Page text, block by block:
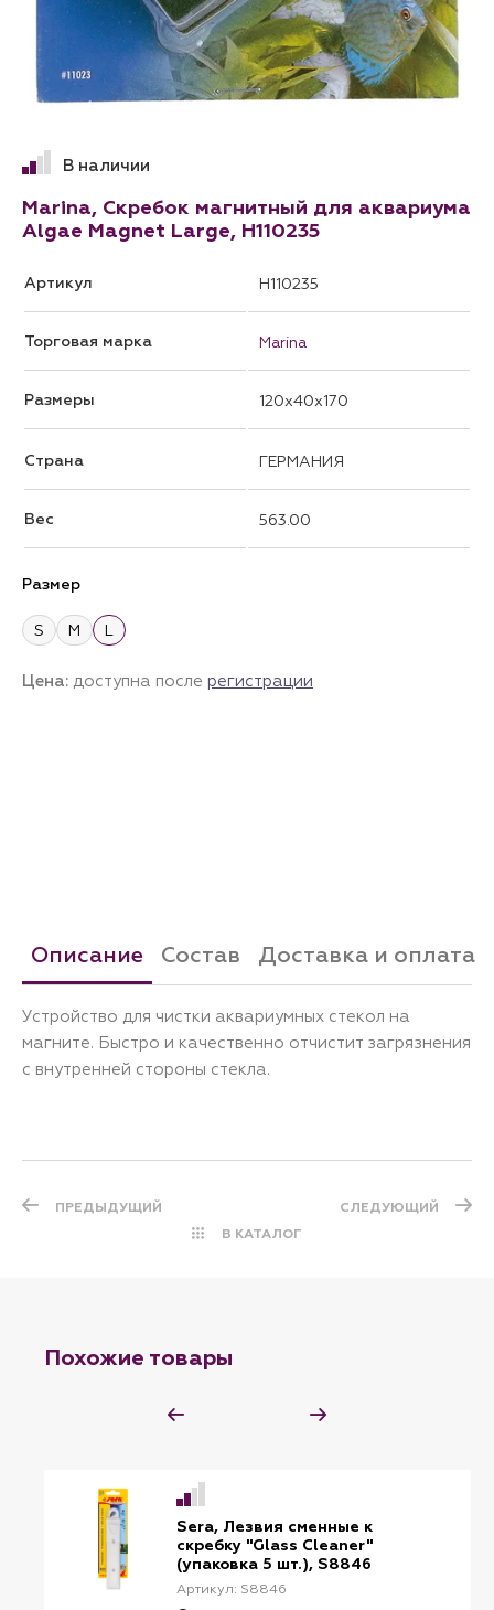
В наличии
Marina, Скребок магнитный для аквариума
Algae Magnet Large, H110235
Артикул H110235
Торговая марка Marina
Размеры 120x40x170
Страна ГЕРМАНИЯ
Вес 563.00
Размер
S M L
Цена: доступна после регистрации
Описание Состав Доставка и оплата
Устройство для чистки аквариумных стекол на
магните. Быстро и качественно отчистит загрязнения
с внутренней стороны стекла.
ПРЕДЫДУЩИЙ
В КАТАЛОГ
СЛЕДУЮЩИЙ
Похожие товары
Sera, Лезвия сменные к
скребку "Glass Cleaner"
(упаковка 5 шт.), S8846
Артикул: S8846